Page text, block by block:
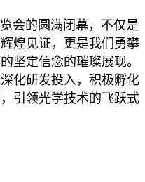
的圆满闭幕，不仅是
煌见证，更是我们勇攀
坚定信念的璀璨展现。
化研发投入，积极孵化
引领光学技术的飞跃式